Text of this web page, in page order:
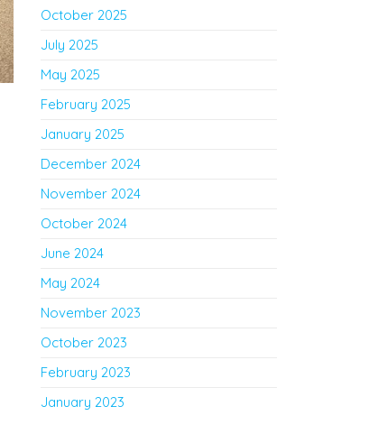
October 2025
July 2025
May 2025
February 2025
January 2025
December 2024
November 2024
October 2024
June 2024
May 2024
November 2023
October 2023
February 2023
January 2023